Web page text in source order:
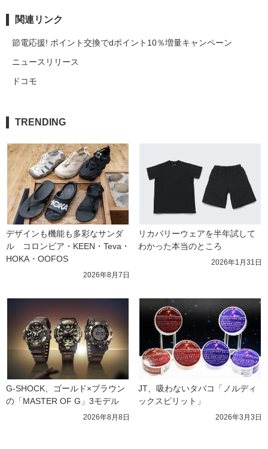
関連リンク
節電応援! ポイント交換でdポイント10％増量キャンペーン
ニュースリリース
ドコモ
TRENDING
デザインも機能も多彩なサンダ
ル　コロンビア・KEEN・Teva・
HOKA・OOFOS
2026年8月7日
リカバリーウェアを半年試して
わかった本当のところ
2026年1月31日
G-SHOCK、ゴールド×ブラウン
の「MASTER OF G」3モデル
2026年8月8日
JT、吸わないタバコ「ノルディ
ックスピリット」
2026年3月3日